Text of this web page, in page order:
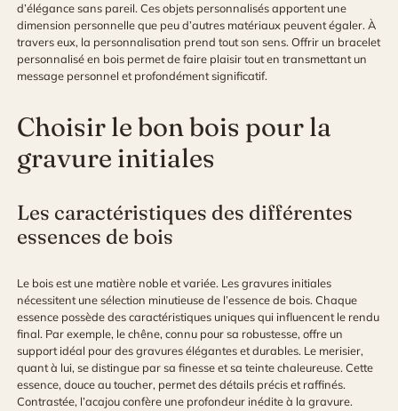
d’élégance sans pareil. Ces objets personnalisés apportent une
dimension personnelle que peu d’autres matériaux peuvent égaler. À
travers eux, la personnalisation prend tout son sens. Offrir un bracelet
personnalisé en bois permet de faire plaisir tout en transmettant un
message personnel et profondément significatif.
Choisir le bon bois pour la
gravure initiales
Les caractéristiques des différentes
essences de bois
Le bois est une matière noble et variée. Les gravures initiales
nécessitent une sélection minutieuse de l’essence de bois. Chaque
essence possède des caractéristiques uniques qui influencent le rendu
final. Par exemple, le chêne, connu pour sa robustesse, offre un
support idéal pour des gravures élégantes et durables. Le merisier,
quant à lui, se distingue par sa finesse et sa teinte chaleureuse. Cette
essence, douce au toucher, permet des détails précis et raffinés.
Contrastée, l’acajou confère une profondeur inédite à la gravure.